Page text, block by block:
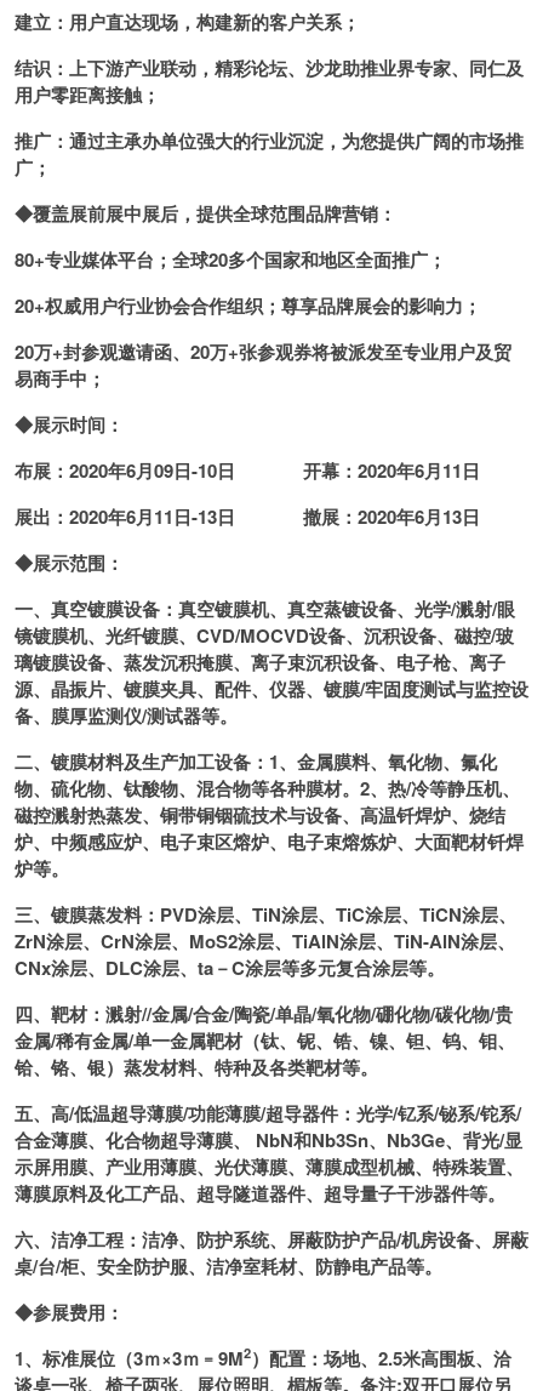
建立：用户直达现场，构建新的客户关系；
结识：上下游产业联动，精彩论坛、沙龙助推业界专家、同仁及
用户零距离接触；
推广：通过主承办单位强大的行业沉淀，为您提供广阔的市场推
广；
◆覆盖展前展中展后，提供全球范围品牌营销：
80+专业媒体平台；全球20多个国家和地区全面推广；
20+权威用户行业协会合作组织；尊享品牌展会的影响力；
20万+封参观邀请函、20万+张参观券将被派发至专业用户及贸
易商手中；
◆展示时间：
布展：2020年6月09日-10日 开幕：2020年6月11日
展出：2020年6月11日-13日 撤展：2020年6月13日
◆展示范围：
一、真空镀膜设备：真空镀膜机、真空蒸镀设备、光学/溅射/眼
镜镀膜机、光纤镀膜、CVD/MOCVD设备、沉积设备、磁控/玻
璃镀膜设备、蒸发沉积掩膜、离子束沉积设备、电子枪、离子
源、晶振片、镀膜夹具、配件、仪器、镀膜/牢固度测试与监控设
备、膜厚监测仪/测试器等。
二、镀膜材料及生产加工设备：1、金属膜料、氧化物、氟化
物、硫化物、钛酸物、混合物等各种膜材。2、热/冷等静压机、
磁控溅射热蒸发、铜带铜铟硫技术与设备、高温钎焊炉、烧结
炉、中频感应炉、电子束区熔炉、电子束熔炼炉、大面靶材钎焊
炉等。
三、镀膜蒸发料：PVD涂层、TiN涂层、TiC涂层、TiCN涂层、
ZrN涂层、CrN涂层、MoS2涂层、TiAlN涂层、TiN-AlN涂层、
CNx涂层、DLC涂层、ta－C涂层等多元复合涂层等。
四、靶材：溅射//金属/合金/陶瓷/单晶/氧化物/硼化物/碳化物/贵
金属/稀有金属/单一金属靶材（钛、铌、锆、镍、钽、钨、钼、
铪、铬、银）蒸发材料、特种及各类靶材等。
五、高/低温超导薄膜/功能薄膜/超导器件：光学/钇系/铋系/铊系/
合金薄膜、化合物超导薄膜、 NbN和Nb3Sn、Nb3Ge、背光/显
示屏用膜、产业用薄膜、光伏薄膜、薄膜成型机械、特殊装置、
薄膜原料及化工产品、超导隧道器件、超导量子干涉器件等。
六、洁净工程：洁净、防护系统、屏蔽防护产品/机房设备、屏蔽
桌/台/柜、安全防护服、洁净室耗材、防静电产品等。
◆参展费用：
1、标准展位（3ｍ×3ｍ﹦9M2）配置：场地、2.5米高围板、洽
谈桌一张、椅子两张、展位照明、楣板等。备注:双开口展位另